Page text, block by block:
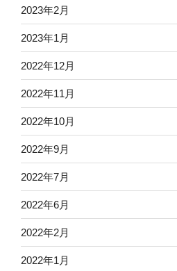
2023年2月
2023年1月
2022年12月
2022年11月
2022年10月
2022年9月
2022年7月
2022年6月
2022年2月
2022年1月